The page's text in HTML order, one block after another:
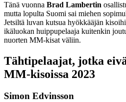
Tänä vuonna Brad Lambertin
mutta lopulta Suomi sai miehen
Jetsiltä luvan kutsua hyökkääjän
ikäluokan huippupelaaja kuitenkin
nuorten MM-kisat väliin.
Tähtipelaajat, jotka
MM-kisoissa 2023
Simon Edvinsson